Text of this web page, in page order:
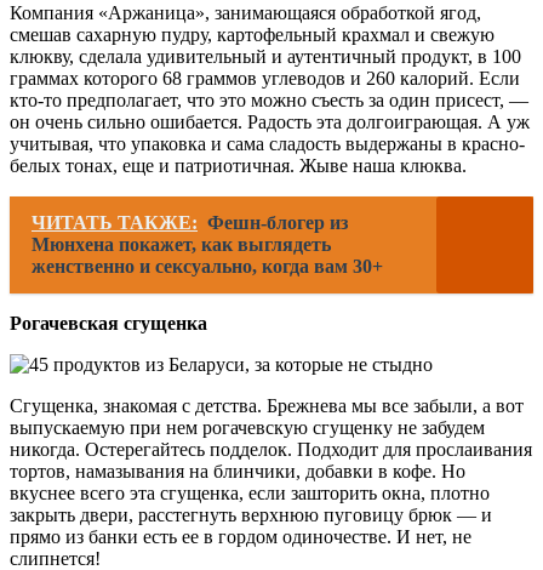
Компания «Аржаница», занимающаяся обработкой ягод,
смешав сахарную пудру, картофельный крахмал и свежую
клюкву, сделала удивительный и аутентичный продукт, в 100
граммах которого 68 граммов углеводов и 260 калорий. Если
кто-то предполагает, что это можно съесть за один присест, —
он очень сильно ошибается. Радость эта долгоиграющая. А уж
учитывая, что упаковка и сама сладость выдержаны в красно-
белых тонах, еще и патриотичная. Жыве наша клюква.
ЧИТАТЬ ТАКЖЕ: Фешн-блогер из
Мюнхена покажет, как выглядеть
женственно и сексуально, когда вам 30+
Рогачевская сгущенка
Сгущенка, знакомая с детства. Брежнева мы все забыли, а вот
выпускаемую при нем рогачевскую сгущенку не забудем
никогда. Остерегайтесь подделок. Подходит для прослаивания
тортов, намазывания на блинчики, добавки в кофе. Но
вкуснее всего эта сгущенка, если зашторить окна, плотно
закрыть двери, расстегнуть верхнюю пуговицу брюк — и
прямо из банки есть ее в гордом одиночестве. И нет, не
слипнется!